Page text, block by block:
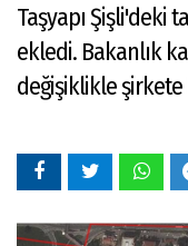
Taşyapı Şişli'deki
ekledi. Bakanlık
değişiklikle